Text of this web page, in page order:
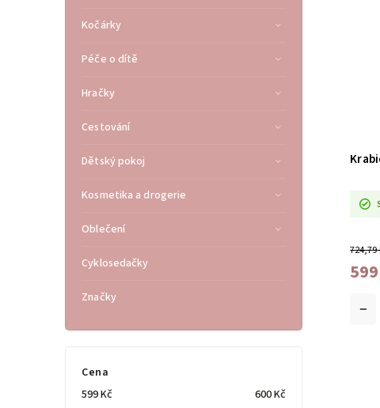
Kočárky
Péče o dítě
Hračky
Cestování
Dětský pokoj
Kosmetika a drogerie
Oblečení
Cyklosedačky
Značky
Cena
599Kč 600Kč
724,79